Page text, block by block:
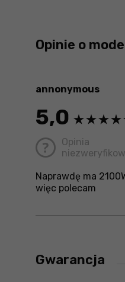
Opinie o
annonymous
5,0
Opinia
Naprawdę ma
więc polecam
Gwarancja